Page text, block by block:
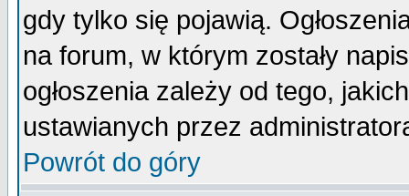
gdy tylko się pojawią.
na forum, w którym zostały
ogłoszenia zależy od tego,
ustawianych przez
Powrót do góry